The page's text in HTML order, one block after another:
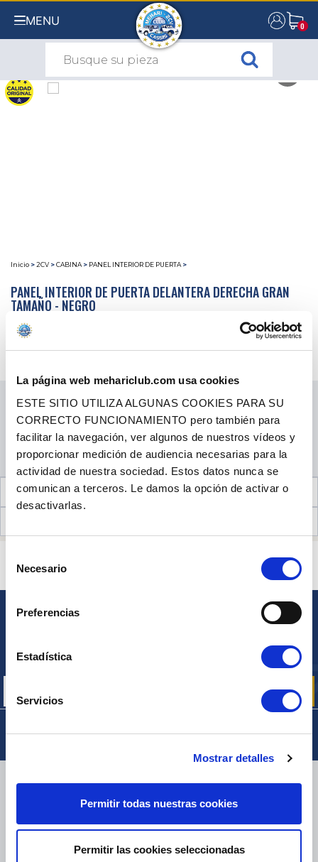
La página web mehariclub.com usa cookies
ESTE SITIO UTILIZA ALGUNAS COOKIES PARA SU
CORRECTO FUNCIONAMIENTO pero también para
facilitar la navegación, ver algunos de nuestros vídeos y
proporcionar medición de audiencia necesarias para la
actividad de nuestra sociedad. Estos datos nunca se
comunican a terceros. Le damos la opción de activar o
desactivarlas.
consentimiento
Necesario
Preferencias
Estadística
Servicios
Mostrar detalles
Permitir todas nuestras cookies
Permitir las cookies seleccionadas
MENU 0
0
Inicio >2CV >CABINA > PANEL INTERIOR DE PUERTA >
PANEL INTERIOR DE PUERTA DELANTERA DERECHA GRAN
TAMAÑO - NEGRO
Ref. : 2412103
Precio al público 49.90 € con IVA
AÑADIR A LA CESTA
INFORMACIÓN TÉCNICA
nuestras ofertas promocionales y noticias de productos
ENTREGA
PAQUETES PEQUEÑOS:COLISSIMO, TNT, DPD-PAQUETES GRANDES:TNT, GÉODIS, FRANCE EXPRESS, DPD